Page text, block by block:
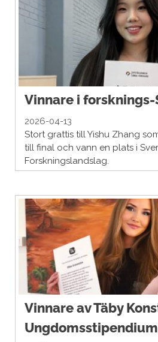
Vinnare i forsknings-
2026-04-13
Stort grattis till Yishu Zhang
till final och vann en plats i
Forskningslandslag.
Vinnare av Täby
Ungdomsstipendium